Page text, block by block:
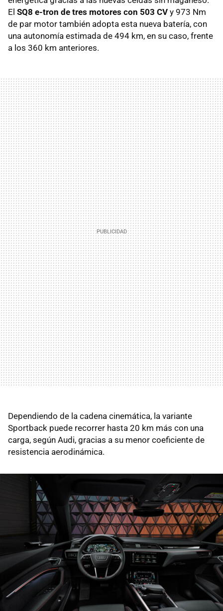
El SQ8 e-tron de tres motores con 503 CV y 973 Nm
de par motor también adopta esta nueva batería, con
una autonomía estimada de 494 km, en su caso, frente
a los 360 km anteriores.
Dependiendo de la cadena cinemática, la variante
Sportback puede recorrer hasta 20 km más con una
carga, según Audi, gracias a su menor coeficiente de
resistencia aerodinámica.